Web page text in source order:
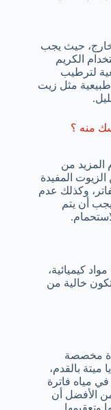
حيث يجب
الكريم
لترطيب
طبيعية مثل زيت
منه ؟
المزيد من
المفيدة
وكذلك عدم
10 دقائق، كما يجب أن يتم
كيميائية،
تكون خالية من
مخصصة
ميتة بالقدم،
مياه فاترة
من الأفضل أن
وتعقيمها.